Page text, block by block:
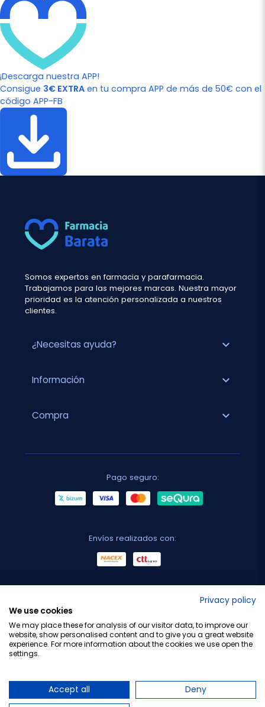
¡Descarga nuestra APP!
Consigue 3€ EXTRA en tu compra APP de más de 50€ con el
código APP-FB
Somos expertos en farmacia y parafarmacia.
Trabajamos para las mejores marcas. Nuestra mayor
prioridad es la atención personalizada a nuestros
clientes.
¿Necesitas ayuda? expand_more
Información expand_more
Compra expand_more
Pago seguro:
Envíos realizados con:
Privacy policy
We use cookies
We may place these for analysis of our visitor data, to improve our
website, show personalised content and to give you a great website
experience. For more information about the cookies we use open the
settings.
Accept all
Deny